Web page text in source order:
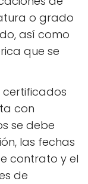
o grado
así como
que se
con
se debe
las fechas
contrato y el
de